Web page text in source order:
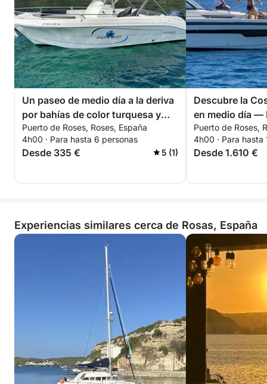
Un paseo de medio día a la deriva
por bahías de color turquesa y
rincones secretos del
Mediterráneo.
Puerto de Roses, Roses, España
4h00 · Para hasta 6 personas
Desde 335 € 5 (1)
Descubre la
en medio día —
Puerto de Roses,
4h00 · Para hasta
Desde 1.610 €
Experiencias similares cerca de Rosas, España